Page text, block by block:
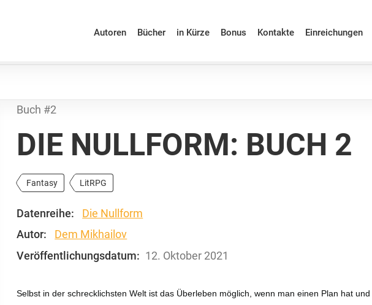
Autoren Bücher in Kürze Bonus Kontakte Einreichungen
Buch #2
DIE NULLFORM: BUCH 2
Fantasy LitRPG
Datenreihe:
Die Nullform
Autor:
Dem Mikhailov
Veröffentlichungsdatum: 12. Oktober 2021
Selbst in der schrecklichsten Welt ist das Überleben möglich, wenn man einen Plan hat